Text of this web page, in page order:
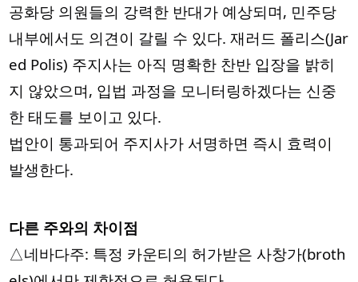
공화당 의원들의 강력한 반대가 예상되며, 민주당
내부에서도 의견이 갈릴 수 있다. 재러드 폴리스(Jar
ed Polis) 주지사는 아직 명확한 찬반 입장을 밝히
지 않았으며, 입법 과정을 모니터링하겠다는 신중
한 태도를 보이고 있다.
법안이 통과되어 주지사가 서명하면 즉시 효력이
발생한다.
다른 주와의 차이점
△네바다주: 특정 카운티의 허가받은 사창가(broth